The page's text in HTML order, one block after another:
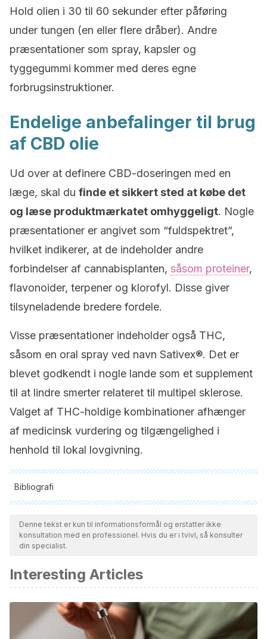
Hold olien i 30 til 60 sekunder efter påføring
under tungen (en eller flere dråber). Andre
præsentationer som spray, kapsler og
tyggegummi kommer med deres egne
forbrugsinstruktioner.
Endelige anbefalinger til brug
af CBD olie
Ud over at definere CBD-doseringen med en
læge, skal du finde et sikkert sted at købe det
og læse produktmærkatet omhyggeligt. Nogle
præsentationer er angivet som “fuldspektret”,
hvilket indikerer, at de indeholder andre
forbindelser af cannabisplanten, såsom proteiner,
flavonoider, terpener og klorofyl. Disse giver
tilsyneladende bredere fordele.
Visse præsentationer indeholder også THC,
såsom en oral spray ved navn Sativex®. Det er
blevet godkendt i nogle lande som et supplement
til at lindre smerter relateret til multipel sklerose.
Valget af THC-holdige kombinationer afhænger
af medicinsk vurdering og tilgængelighed i
henhold til lokal lovgivning.
Bibliografi
Alle citerede kilder blev grundigt gennemgået af vores team
for at sikre deres kvalitet, pålidelighed, aktualitet og validitet.
Bibliografien i denne artikel blev betragtet som pålidelig og af
World Health Organisation (WHO). (2017). Cannabidiol
(CBD) Pre-Review Report Agenda Item 5.2. Meeting Pre-
Review Report (pp. 6–10). Retrieved from
https://www.who.int/medicines/access/controlled-
Denne tekst er kun til informationsformål og erstatter ikke
konsultation med en professionel. Hvis du er i tvivl, så konsulter
din specialist.
Interesting Articles